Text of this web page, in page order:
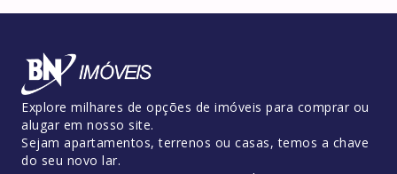
Explore milhares de opções de imóveis para comprar ou
alugar em nosso site.
Sejam apartamentos, terrenos ou casas, temos a chave
do seu novo lar.